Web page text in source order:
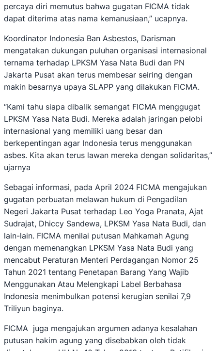
percaya diri memutus bahwa gugatan FICMA tidak
dapat diterima atas nama kemanusiaan,” ucapnya.
Koordinator Indonesia Ban Asbestos, Darisman
mengatakan dukungan puluhan organisasi internasional
ternama terhadap LPKSM Yasa Nata Budi dan PN
Jakarta Pusat akan terus membesar seiring dengan
makin besarnya upaya SLAPP yang dilakukan FICMA.
“Kami tahu siapa dibalik semangat FICMA menggugat
LPKSM Yasa Nata Budi. Mereka adalah jaringan pelobi
internasional yang memiliki uang besar dan
berkepentingan agar Indonesia terus menggunakan
asbes. Kita akan terus lawan mereka dengan solidaritas,”
ujarnya
Sebagai informasi, pada April 2024 FICMA mengajukan
gugatan perbuatan melawan hukum di Pengadilan
Negeri Jakarta Pusat terhadap Leo Yoga Pranata, Ajat
Sudrajat, Dhiccy Sandewa, LPKSM Yasa Nata Budi, dan
lain-lain. FICMA menilai putusan Mahkamah Agung
dengan memenangkan LPKSM Yasa Nata Budi yang
mencabut Peraturan Menteri Perdagangan Nomor 25
Tahun 2021 tentang Penetapan Barang Yang Wajib
Menggunakan Atau Melengkapi Label Berbahasa
Indonesia menimbulkan potensi kerugian senilai 7,9
Triliyun baginya.
FICMA juga mengajukan argumen adanya kesalahan
putusan hakim agung yang disebabkan oleh tidak